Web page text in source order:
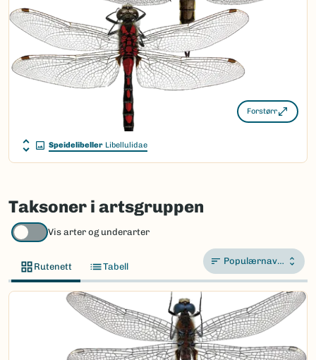
Gå til Nortaxa for flere detaljer
(Ekstern lenke)
Forstørr
Speidelibeller Libellulidae
Taksoner i artsgruppen
Vis arter og underarter
Rutenett Tabell Populærnavn A-Å